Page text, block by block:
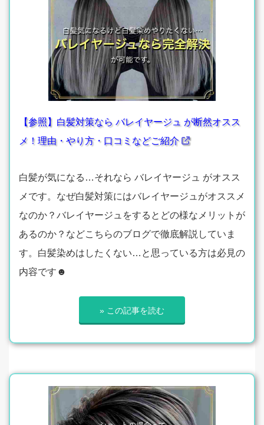
【参照】白髪対策なら バレイヤージュ が断然オスス
メ！理由・やり方・口コミなどご紹介
白髪が気になる…それなら バレイヤージュ がオスス
メです。なぜ白髪対策にはバレイヤージュがオススメ
なのか？バレイヤージュをするとどの様なメリットが
あるのか？などこちらのブログで徹底解説していま
す。白髪染めはしたくない…と思っている方は必見の
内容です☻
» この記事を読む